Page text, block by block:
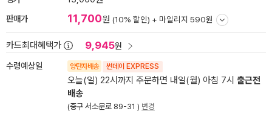
판매가 11,700원 (10% 할인) + 마일리지 590원
카드최대혜택가 9,945원
수령예상일 양탄자배송 썬데이 EXPRESS
오늘(일) 22시까지 주문하면 내일(월) 아침 7시 출근전
배송
(중구 서소문로 89-31 ) 변경